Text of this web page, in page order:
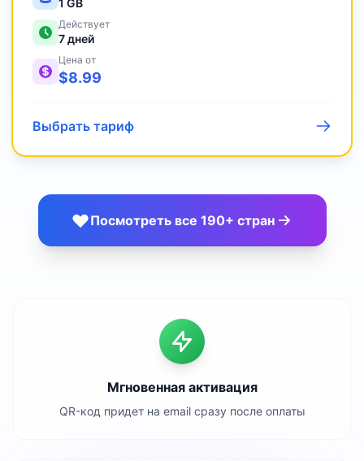
1 GB
Действует
7дней
Цена от
$8.99
Выбрать тариф
Посмотреть все 190+ стран
Мгновенная активация
QR-код придет на email сразу после оплаты